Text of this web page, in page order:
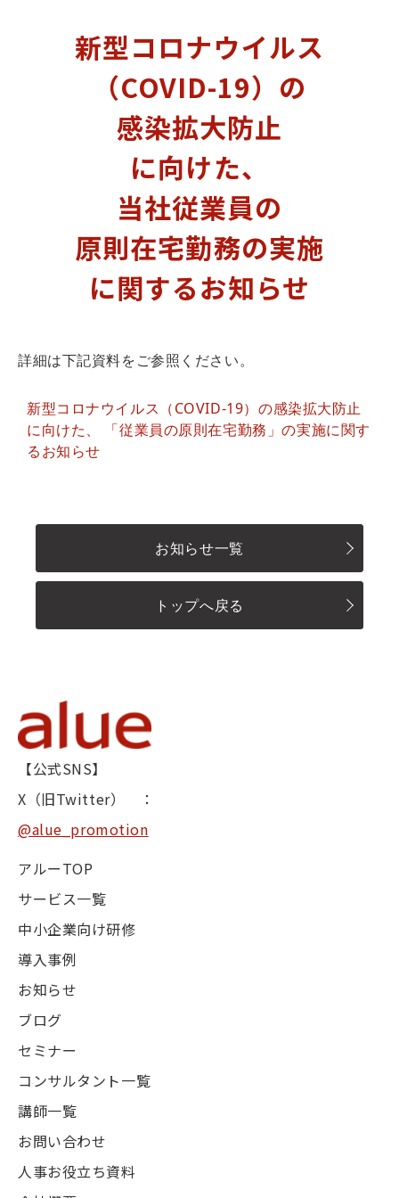
新型コロナウイルス
（COVID-19）の
感染拡大防止
に向けた、
当社従業員の
原則在宅勤務の実施
に関するお知らせ
詳細は下記資料をご参照ください。
新型コロナウイルス（COVID-19）の感染拡大防止
に向けた、 「従業員の原則在宅勤務」の実施に関す
るお知らせ
お知らせ一覧
トップへ戻る
【公式SNS】
X（旧Twitter） ：
@alue_promotion
アルーTOP
サービス一覧
中小企業向け研修
導入事例
お知らせ
ブログ
セミナー
コンサルタント一覧
講師一覧
お問い合わせ
人事お役立ち資料